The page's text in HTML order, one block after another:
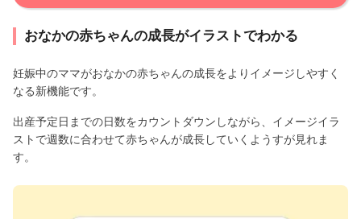
おなかの赤ちゃんの成長がイラストでわかる
妊娠中のママがおなかの赤ちゃんの成長をよりイメージしやすく
なる新機能です。
出産予定日までの日数をカウントダウンしながら、イメージイラ
ストで週数に合わせて赤ちゃんが成長していくようすが見れま
す。